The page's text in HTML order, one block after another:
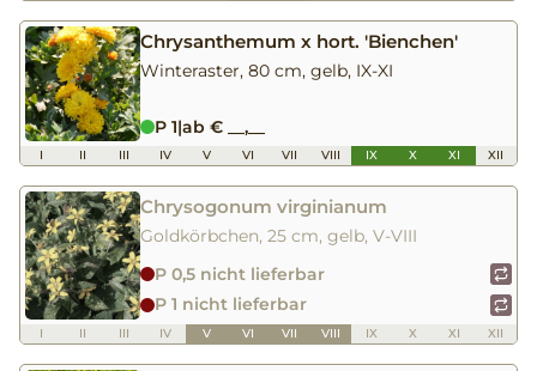
Chrysanthemum x hort. 'Bienchen'
Winteraster, 80 cm, gelb, IX-XI
P 1|ab € __,__
I II III IV V VI VII VIII IX X XI XII
Chrysogonum virginianum
Goldkörbchen, 25 cm, gelb, V-VIII
P 0,5 nicht lieferbar
P 1 nicht lieferbar
I II III IV V VI VII VIII IX X XI XII